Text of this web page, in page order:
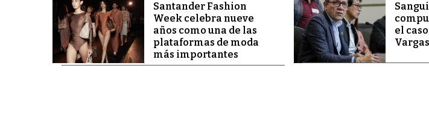
Santander Fashion
Week celebra nueve
años como una de las
plataformas de moda
más importantes
el
Vargas